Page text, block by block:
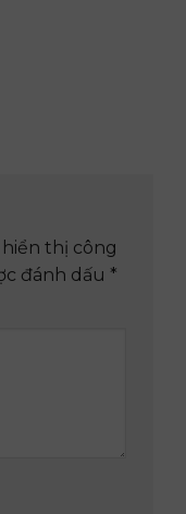
thị công
đánh dấu *